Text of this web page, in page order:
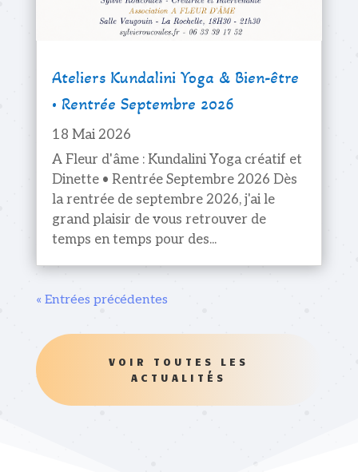
Ateliers Kundalini Yoga & Bien-être
• Rentrée Septembre 2026
18 Mai 2026
A Fleur d'âme : Kundalini Yoga créatif et
Dinette • Rentrée Septembre 2026 Dès
la rentrée de septembre 2026, j'ai le
grand plaisir de vous retrouver de
temps en temps pour des...
« Entrées précédentes
VOIR TOUTES LES
ACTUALITÉS